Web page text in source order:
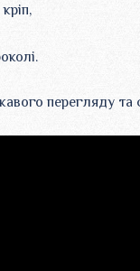
перегляду та